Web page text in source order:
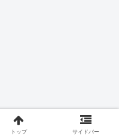
トップ サイドバー